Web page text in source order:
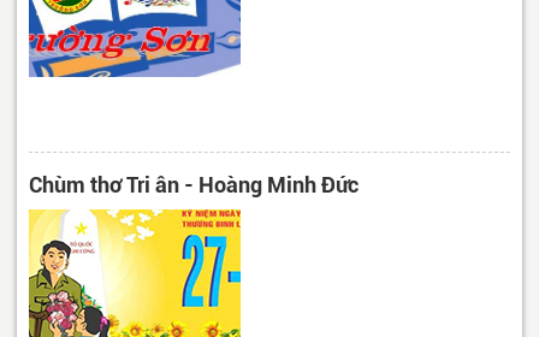
Chùm thơ Tri ân - Hoàng Minh Đức